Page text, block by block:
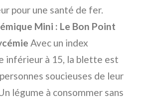
pour une santé de fer.
Mini : Le Bon Point
Avec un index
inférieur à 15, la blette est
soucieuses de leur
légume à consommer sans